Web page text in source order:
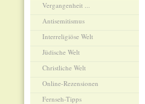
Vergangenheit ...
Antisemitismus
Interreligiöse Welt
Jüdische Welt
Christliche Welt
Online-Rezensionen
Fernseh-Tipps